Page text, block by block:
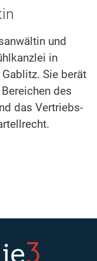
und
in
Sie berät
des
das Vertriebs-